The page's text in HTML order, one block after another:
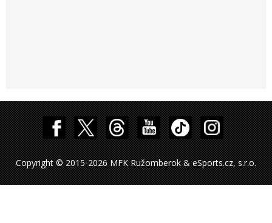
Copyright © 2015-2026 MFK Ružomberok & eSports.cz, s.r.o.